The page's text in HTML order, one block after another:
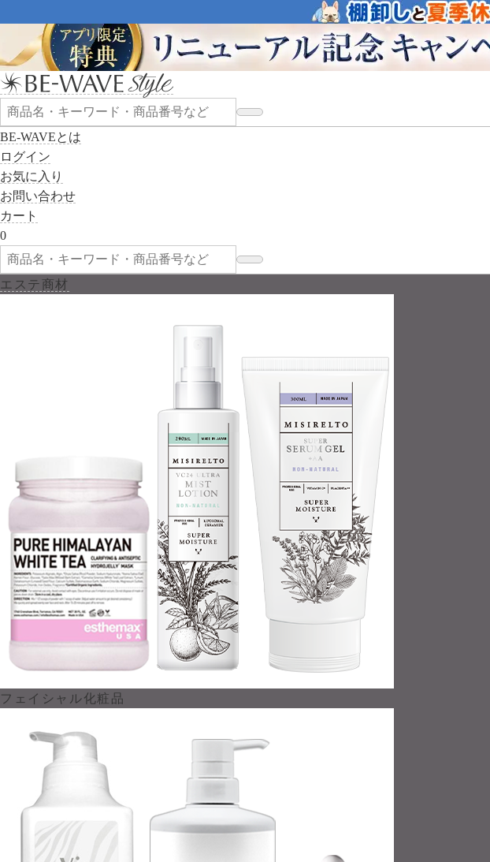
BE-WAVEとは
ログイン
お気に入り
お問い合わせ
カート
0
エステ商材
フェイシャル化粧品